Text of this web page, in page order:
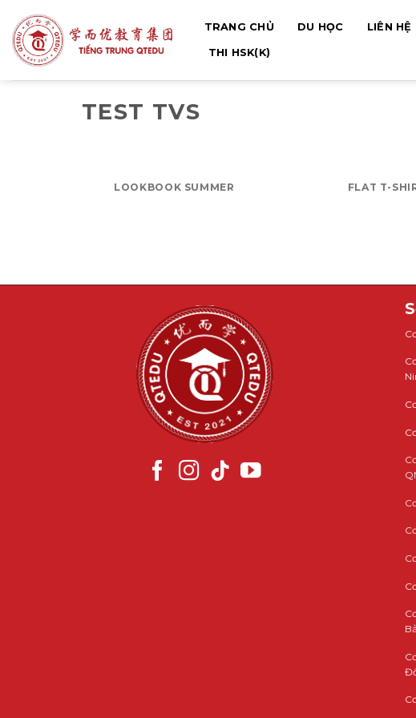
qua
nội
dung
TRANG CHỦ DU HỌC LIÊN HỆ
THI HSK(K)
TEST TVS
LOOKBOOK SUMMER FLAT T-